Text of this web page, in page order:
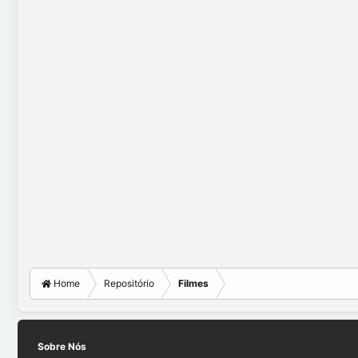
Home Repositório Filmes
Sobre Nós